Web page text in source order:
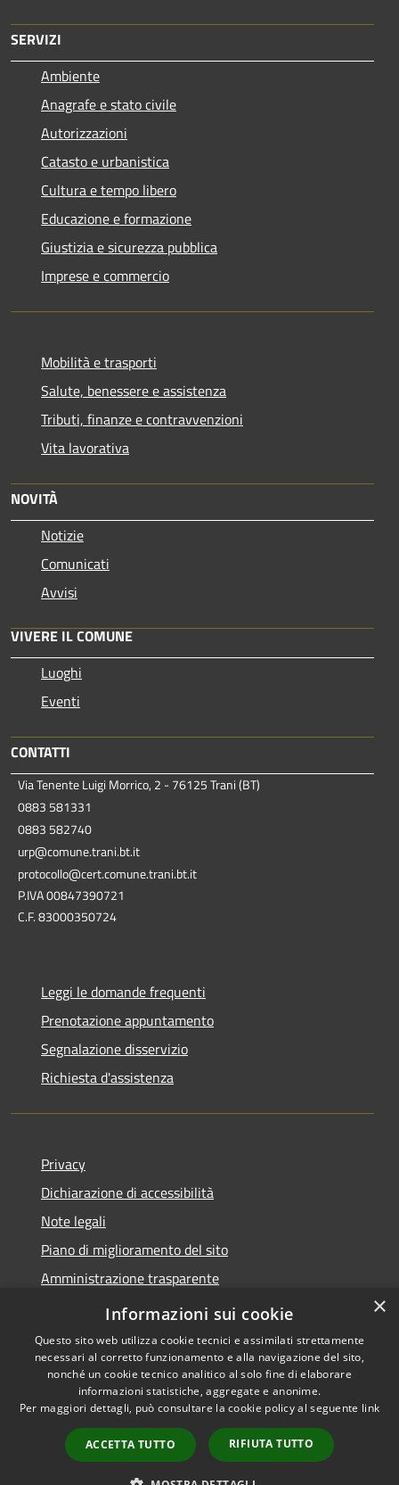
SERVIZI
Ambiente
Anagrafe e stato civile
Autorizzazioni
Catasto e urbanistica
Cultura e tempo libero
Educazione e formazione
Giustizia e sicurezza pubblica
Imprese e commercio
Mobilità e trasporti
Salute, benessere e assistenza
Tributi, finanze e contravvenzioni
Vita lavorativa
NOVITÀ
Notizie
Comunicati
Avvisi
VIVERE IL COMUNE
Luoghi
Eventi
CONTATTI
Via Tenente Luigi Morrico, 2 - 76125 Trani (BT)
0883 581331
0883 582740
urp@comune.trani.bt.it
protocollo@cert.comune.trani.bt.it
P.IVA 00847390721
C.F. 83000350724
Leggi le domande frequenti
Prenotazione appuntamento
Segnalazione disservizio
Richiesta d'assistenza
Privacy
Dichiarazione di accessibilità
Note legali
Piano di miglioramento del sito
Amministrazione trasparente
Albo Pretorio
Accessibilità
Copyright © 2026 • Comune di
Trani • Powered by
Municipium•
Accesso
redazione
×
Informazioni sui cookie
Questo sito web utilizza cookie tecnici e assimilati strettamente
necessari al corretto funzionamento e alla navigazione del sito,
nonché un cookie tecnico analitico al solo fine di elaborare
informazioni statistiche, aggregate e anonime.
Per maggiori dettagli, può consultare la cookie policy al seguente link
ACCETTA TUTTO RIFIUTA TUTTO